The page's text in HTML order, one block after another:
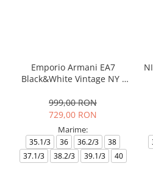
Emporio Armani EA7
Black&White Vintage NY -
999,00 RON
729,00 RON
Marime:
35.1/3 36 36.2/3
38
37.1/3
38.2/3 39.1/3 40